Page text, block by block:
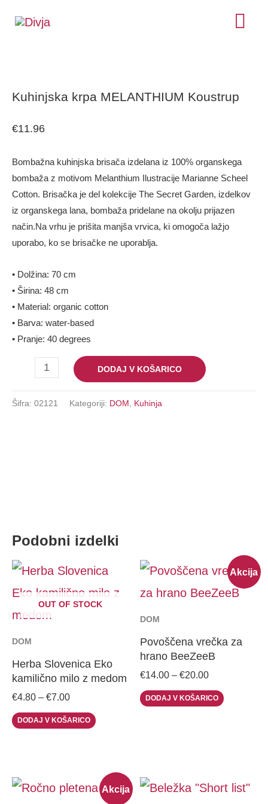
Kuhinjska krpa MELANTHIUM Koustrup
€11.96
Bombažna kuhinjska brisača izdelana iz 100% organskega
bombaža z motivom Melanthium Ilustracije Marianne Scheel
Cotton. Brisačka je del kolekcije The Secret Garden, izdelkov
iz organskega lana, bombaža pridelane na okolju prijazen
način.Na vrhu je prišita manjša vrvica, ki omogoča lažjo
uporabo, ko se brisačke ne uporablja.
• Dolžina: 70 cm
• Širina: 48 cm
• Material: organic cotton
• Barva: water-based
• Pranje: 40 degrees
MELANTHIUM
DODAJ V KOŠARICO
Šifra: 02121 Kategoriji: DOM Kuhinja
Podobni izdelki
OUT OF STOCK
DOM
Herba Slovenica Eko
kamilično milo z medom
€4.80 – €7.00
range:
€4.80
through
DODAJ V KOŠARICO
This
product
variants.
The
may
chosen
on
Akcija
DOM
Povoščena vrečka za
hrano BeeZeeB
€14.00 – €20.00
Price
range:
€14.00
DODAJ V KOŠARICO
This
product
multiple
options
on
Akcija
Original
price
Current
price